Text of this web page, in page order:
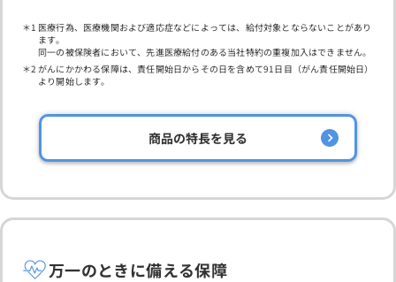
医療行為、医療機関および適応症などによっては、給付対象とならないことがあり
ます。
同一の被保険者において、先進医療給付のある当社特約の重複加入はできません。
がんにかかわる保障は、責任開始日からその日を含めて91日目（がん責任開始日）
より開始します。
商品の特長を見る
万一のときに備える保障